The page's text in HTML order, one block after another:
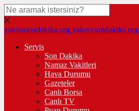
yalovasondakika.org yalovasondakika.org
Servis
Son Dakika
Namaz Vakitleri
Hava Durumu
Gazeteler
Canlı Borsa
Canlı TV